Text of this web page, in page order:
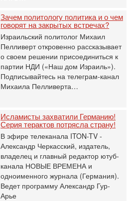
Зачем политологу политика и о чем
говорят на закрытых встречах?
Израильский политолог Михаил
Пелливерт откровенно рассказывает
о своем решении присоединиться к
партии НДИ («Наш дом Израиль»).
Подписывайтесь на телеграм-канал
Михаила Пелливерта…
Исламисты захватили Германию!
Серия терактов потрясла страну!
В эфире телеканала ITON-TV -
Александр Черкасский, издатель,
владелец и главный редактор ютуб-
канала НОВЫЕ ВРЕМЕНА и
одноименного журнала (Германия).
Ведет программу Александр Гур-
Арье